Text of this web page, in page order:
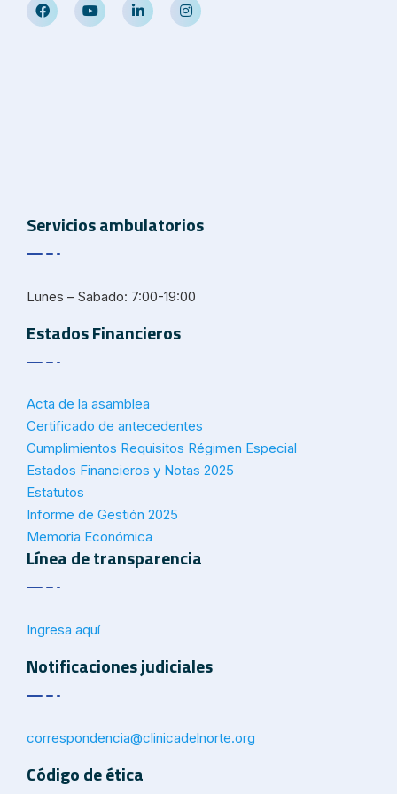
Servicios ambulatorios
Lunes – Sabado: 7:00-19:00
Estados Financieros
Acta de la asamblea
Certificado de antecedentes
Cumplimientos Requisitos Régimen Especial
Estados Financieros y Notas 2025
Estatutos
Informe de Gestión 2025
Memoria Económica
Línea de transparencia
Ingresa aquí
Notificaciones judiciales
correspondencia@clinicadelnorte.org
Código de ética